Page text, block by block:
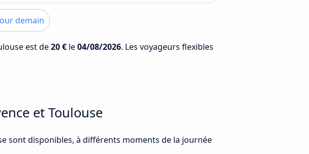
demain
est de20 € le04/08/2026. Les voyageurs flexibles
et Toulouse
sont disponibles, à différents moments de la journée